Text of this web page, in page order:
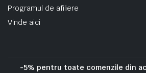
Programul de afiliere
Vinde aici
-5% pentru toate comenzile din